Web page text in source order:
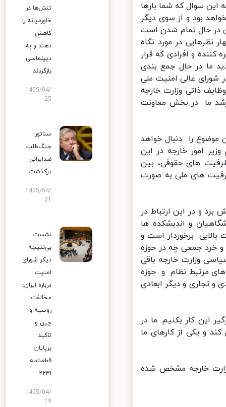
سوال که شما بارها
بود و از سوی دیگر
در حال تمام شدن است
در مورد نگاه
و افرادی که قرار
ما در حال جمع بندی
عالی امنیت ملی
ذاتی وزارت خارجه
ما در بخش معاونت
را دنبال خواهد
امور خارجه در این
های حقوقی، بین
های ملی به صورت
و در این ارتباط در
و اندیشکده ها
برخوردار است و
خرد جمعی چه در حوزه
وزارت خارجه باقی
مرتبط نظام و حوزه
تجاری و دیگر ابعادی
این کار بکنیم. ما در
و یکی از کارهای ما
خارجه مشخص شده
تنش‌ها در
خاورمیانه را
کاهش
دهند و به
دیپلماسی
بازگردند
1405/04/
25
سناتور
جنگ‌طلب
ضدایرانی
درگذشت
1405/04/
نشست
بی‌نتیجه
دیگر شورای
امنیت
درباره ایران؛
مخالفت
روسیه و
چین و
تاکید
برپایان
قطعنامه
۲۲۳۱
1405/04/
19